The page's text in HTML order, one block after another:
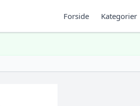
Forside Kategorier